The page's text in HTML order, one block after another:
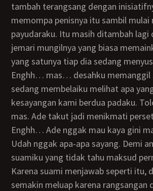
tambah terangsang dengan
memompa penisnya itu sambil mulai
payudaraku. Itu masih ditambah lagi
jemari mungilnya yang biasa
yang satunya tiap dia sedang
Enghh… mas… desahku memanggil suamiku yang
sedang membelaiku melihat apa
kesayangan kami berdua padaku.
mas. Ade takut jadi menikmati
Enghh… Ade nggak mau kaya gini
Udah nggak apa-apa sayang. Demi anak kita. Jawab
suamiku yang tidak tahu maksud
Karena suami menjawab seperti itu, dan nafsuku juga
semakin meluap karena rangsangan